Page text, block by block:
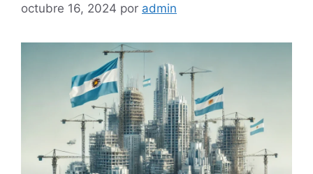
octubre 16, 2024 por admin